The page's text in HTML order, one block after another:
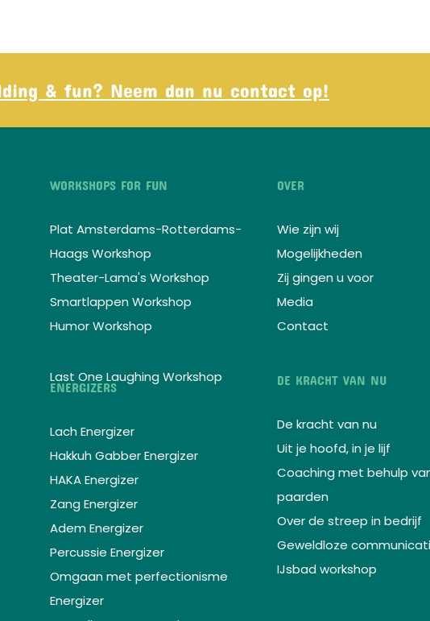
& fun? Neem dan nu contact op!
WORKSHOPS FOR FUN
Plat Amsterdams-Rotterdams-
Haags Workshop
Theater-Lama's Workshop
Smartlappen Workshop
Humor Workshop
Last One Laughing Workshop
ENERGIZERS
Lach Energizer
Hakkuh Gabber Energizer
HAKA Energizer
Zang Energizer
Adem Energizer
Percussie Energizer
Omgaan met perfectionisme
Energizer
OVER
Wie zijn wij
Mogelijkheden
Zij gingen u voor
Media
Contact
DE KRACHT VAN NU
De kracht van nu
Uit je hoofd, in je lijf
Coaching met behulp
paarden
Over de streep in bedrijf
Geweldloze
IJsbad workshop